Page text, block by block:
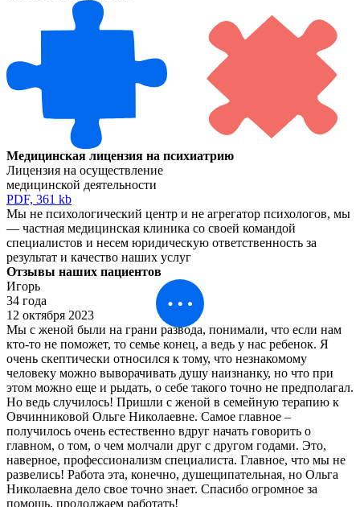
Медицинская лицензия на психиатрию
Лицензия на осуществление
медицинской деятельности
PDF, 361 kb
Мы не психологический центр и не агрегатор психологов, мы
— частная медицинская клиника со своей командой
специалистов и несем юридическую ответственноcть за
результат и качество наших услуг
Отзывы наших пациентов
Игорь
34 года
12 октября 2023
Мы с женой были на грани развода, понимали, что если нам
кто-то не поможет, то семье конец, а ведь у нас ребенок. Я
очень скептически относился к тому, что незнакомому
человеку можно выворачивать душу наизнанку, но что при
этом можно еще и рыдать, о себе такого точно не предполагал.
Но ведь случилось! Пришли с женой в семейную терапию к
Овчинниковой Ольге Николаевне. Самое главное –
получилось очень естественно вдруг начать говорить о
главном, о том, о чем молчали друг с другом годами. Это,
наверное, профессионализм специалиста. Главное, что мы не
развелись! Работа эта, конечно, душещипательная, но Ольга
Николаевна дело свое точно знает. Спасибо огромное за
помощь, продолжаем работать!